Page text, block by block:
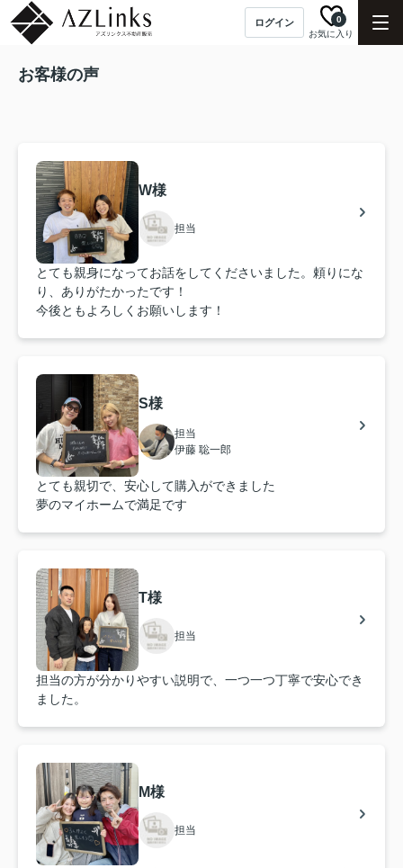
ログイン
お気に入り
0
お客様の声
W様
担当
とても親身になってお話をしてくださいました。頼りにな
り、ありがたかったです！
今後ともよろしくお願いします！
S様
担当
伊藤 聡一郎
とても親切で、安心して購入ができました
夢のマイホームで満足です
T様
担当
担当の方が分かりやすい説明で、一つ一つ丁寧で安心でき
ました。
M様
担当